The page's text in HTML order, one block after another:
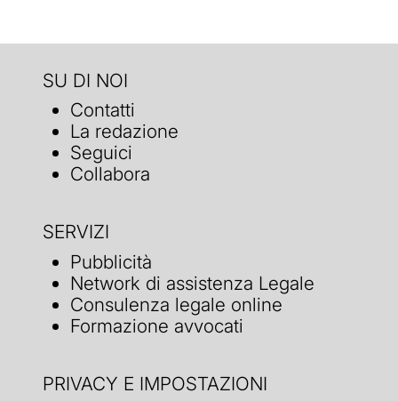
SU DI NOI
Contatti
La redazione
Seguici
Collabora
SERVIZI
Pubblicità
Network di assistenza Legale
Consulenza legale online
Formazione avvocati
PRIVACY E IMPOSTAZIONI